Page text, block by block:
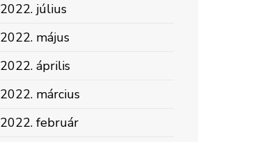
2022. július
2022. május
2022. április
2022. március
2022. február